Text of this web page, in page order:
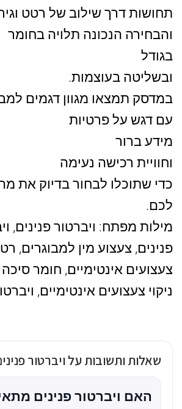
תחושות דרך שילוב של רטט
והבחירה הנכונה תלויה בחומר
בגודל
ובשליטה בעוצמות.
במדסק תמצאו מגוון דגמים
עם דגש על פרטיות
מידע ברור
וחוויית רכישה נעימה
כדי שתוכלו לבחור בדיוק את
לכם.
מילות מפתח: ויברטור פנינים,
פנינים, צעצוע מין למבוגרים,
צעצועים אינטימיים, חומר
ניקוי צעצועים אינטימיים,
שאלות ותשובות על ויברטור
האם ויברטור פנינים